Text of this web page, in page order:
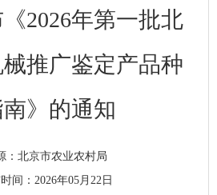
2026年第一批北
推广鉴定产品种
》的通知
： 北京市农业农村局
间：2026年05月22日